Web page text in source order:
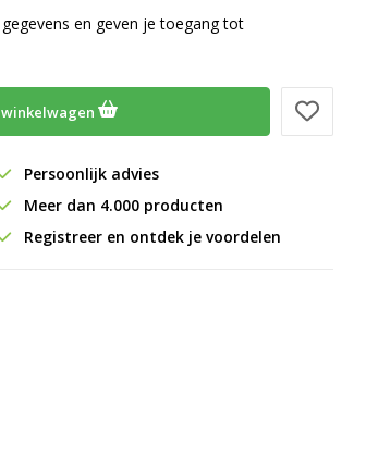
en geven je toegang tot
Persoonlijk advies
Meer dan 4.000 producten
Registreer en ontdek je voordelen